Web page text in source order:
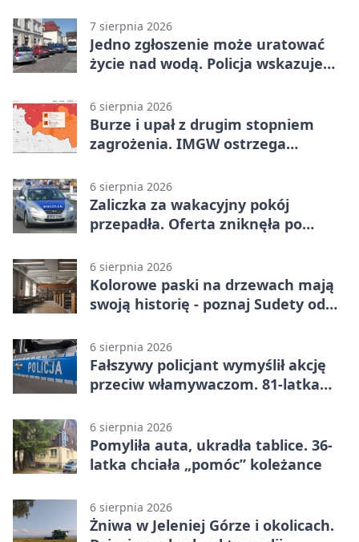
7 sierpnia 2026
Jedno zgłoszenie może uratować
życie nad wodą. Policja wskazuje
6 sierpnia 2026
Burze i upał z drugim stopniem
zagrożenia. IMGW ostrzega
6 sierpnia 2026
Zaliczka za wakacyjny pokój
przepadła. Oferta zniknęła po
6 sierpnia 2026
Kolorowe paski na drzewach mają
swoją historię - poznaj Sudety od
6 sierpnia 2026
Fałszywy policjant wymyślił akcję
przeciw włamywaczom. 81-latka
6 sierpnia 2026
Pomyliła auta, ukradła tablice. 36-
latka chciała „pomóc” koleżance
6 sierpnia 2026
Żniwa w Jeleniej Górze i okolicach.